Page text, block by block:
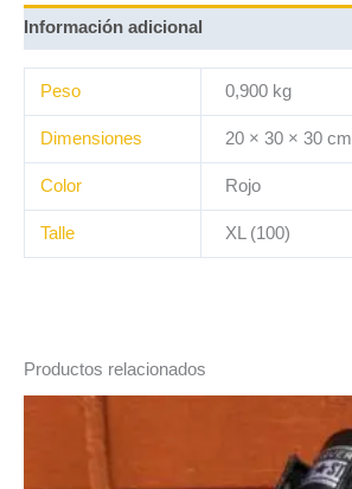
Información adicional
Peso 0,900 kg
Dimensiones 20 × 30 × 30 cm
Color Rojo
Talle XL (100)
Productos relacionados
tiene